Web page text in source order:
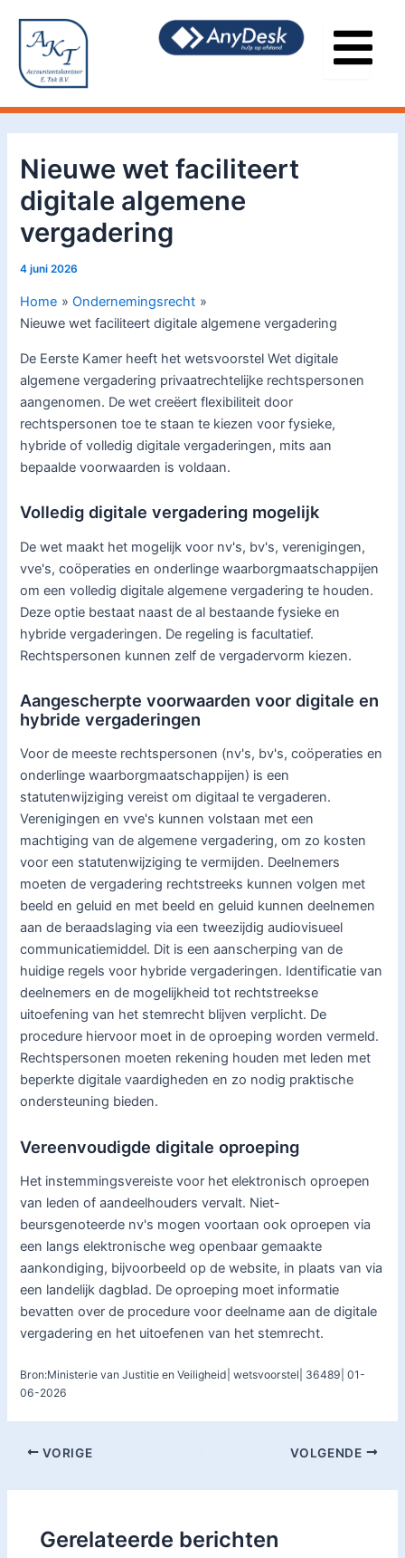
inhoud
Nieuwe wet faciliteert
digitale algemene
vergadering
4 juni 2026
Home
Ondernemingsrecht
Nieuwe wet faciliteert digitale algemene vergadering
De Eerste Kamer heeft het wetsvoorstel Wet digitale
algemene vergadering privaatrechtelijke rechtspersonen
aangenomen. De wet creëert flexibiliteit door
rechtspersonen toe te staan te kiezen voor fysieke,
hybride of volledig digitale vergaderingen, mits aan
bepaalde voorwaarden is voldaan.
Volledig digitale vergadering mogelijk
De wet maakt het mogelijk voor nv's, bv's, verenigingen,
vve's, coöperaties en onderlinge waarborgmaatschappijen
om een volledig digitale algemene vergadering te houden.
Deze optie bestaat naast de al bestaande fysieke en
hybride vergaderingen. De regeling is facultatief.
Rechtspersonen kunnen zelf de vergadervorm kiezen.
Aangescherpte voorwaarden voor digitale en
hybride vergaderingen
Voor de meeste rechtspersonen (nv's, bv's, coöperaties en
onderlinge waarborgmaatschappijen) is een
statutenwijziging vereist om digitaal te vergaderen.
Verenigingen en vve's kunnen volstaan met een
machtiging van de algemene vergadering, om zo kosten
voor een statutenwijziging te vermijden. Deelnemers
moeten de vergadering rechtstreeks kunnen volgen met
beeld en geluid en met beeld en geluid kunnen deelnemen
aan de beraadslaging via een tweezijdig audiovisueel
communicatiemiddel. Dit is een aanscherping van de
huidige regels voor hybride vergaderingen. Identificatie van
deelnemers en de mogelijkheid tot rechtstreekse
uitoefening van het stemrecht blijven verplicht. De
procedure hiervoor moet in de oproeping worden vermeld.
Rechtspersonen moeten rekening houden met leden met
beperkte digitale vaardigheden en zo nodig praktische
ondersteuning bieden.
Vereenvoudigde digitale oproeping
Het instemmingsvereiste voor het elektronisch oproepen
van leden of aandeelhouders vervalt. Niet-
beursgenoteerde nv's mogen voortaan ook oproepen via
een langs elektronische weg openbaar gemaakte
aankondiging, bijvoorbeeld op de website, in plaats van via
een landelijk dagblad. De oproeping moet informatie
bevatten over de procedure voor deelname aan de digitale
vergadering en het uitoefenen van het stemrecht.
Bron:Ministerie van Justitie en Veiligheid| wetsvoorstel| 36489| 01-
06-2026
navigatie
VORIGE VOLGENDE
Gerelateerde berichten